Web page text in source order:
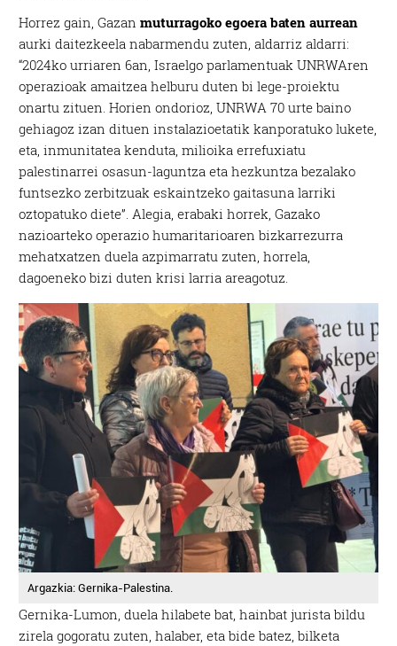
Horrez gain, Gazanmuturragoko egoera baten aurrean
aurki daitezkeela nabarmendu zuten, aldarriz aldarri:
“2024ko urriaren 6an, Israelgo parlamentuak UNRWAren
operazioak amaitzea helburu duten bi lege-proiektu
onartu zituen. Horien ondorioz, UNRWA 70 urte baino
gehiagoz izan dituen instalazioetatik kanporatuko lukete,
eta, inmunitatea kenduta, milioika errefuxiatu
palestinarrei osasun-laguntza eta hezkuntza bezalako
funtsezko zerbitzuak eskaintzeko gaitasuna larriki
oztopatuko diete”. Alegia, erabaki horrek, Gazako
nazioarteko operazio humaritarioaren bizkarrezurra
mehatxatzen duela azpimarratu zuten, horrela,
dagoeneko bizi duten krisi larria areagotuz.
Argazkia: Gernika-Palestina.
Gernika-Lumon, duela hilabete bat, hainbat jurista bildu
zirela gogoratu zuten, halaber, eta bide batez, bilketa